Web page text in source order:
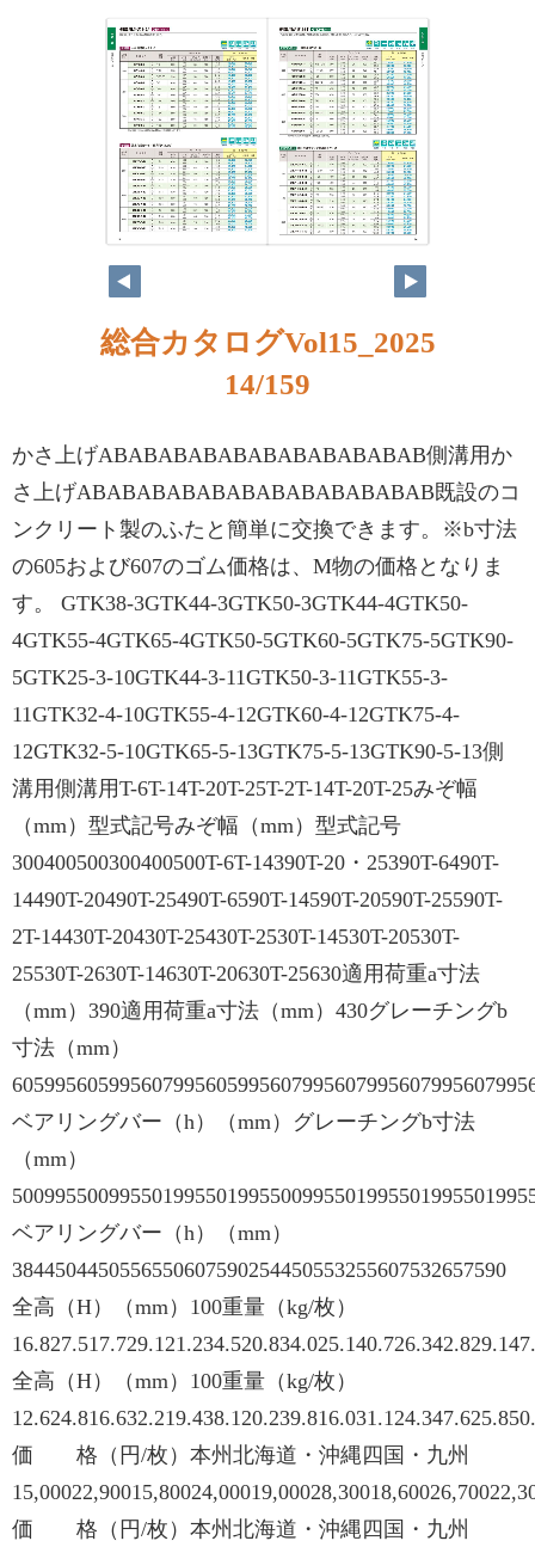
総合カタログVol15_2025
14/159
かさ上げABABABABABABABABABABAB側溝用か
さ上げABABABABABABABABABABABAB既設のコ
ンクリート製のふたと簡単に交換できます。※b寸法
の605および607のゴム価格は、M物の価格となりま
す。 GTK38-3GTK44-3GTK50-3GTK44-4GTK50-
4GTK55-4GTK65-4GTK50-5GTK60-5GTK75-5GTK90-
5GTK25-3-10GTK44-3-11GTK50-3-11GTK55-3-
11GTK32-4-10GTK55-4-12GTK60-4-12GTK75-4-
12GTK32-5-10GTK65-5-13GTK75-5-13GTK90-5-13側
溝用側溝用T-6T-14T-20T-25T-2T-14T-20T-25みぞ幅
（mm）型式記号みぞ幅（mm）型式記号
300400500300400500T-6T-14390T-20・25390T-6490T-
14490T-20490T-25490T-6590T-14590T-20590T-25590T-
2T-14430T-20430T-25430T-2530T-14530T-20530T-
25530T-2630T-14630T-20630T-25630適用荷重a寸法
（mm）390適用荷重a寸法（mm）430グレーチングb
寸法（mm）
ベアリングバー（h）（mm）グレーチングb寸法
（mm）
ベアリングバー（h）（mm）
3844504450556550607590254450553255607532657590
全高（H）（mm）100重量（kg/枚）
全高（H）（mm）100重量（kg/枚）
価 格（円/枚）本州北海道・沖縄四国・九州
価 格（円/枚）本州北海道・沖縄四国・九州